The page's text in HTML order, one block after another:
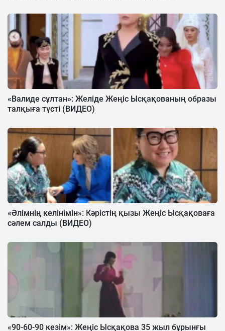
«Валиде сұлтан»: Желіде Жеңіс Ысқақованың образы
талқыға түсті (ВИДЕО)
«Әлімнің келінімін»: Кәрістің қызы Жеңіс Ысқақоваға
сәлем салды (ВИДЕО)
«90-60-90 кезім»: Жеңіс Ысқақова 35 жыл бұрынғы